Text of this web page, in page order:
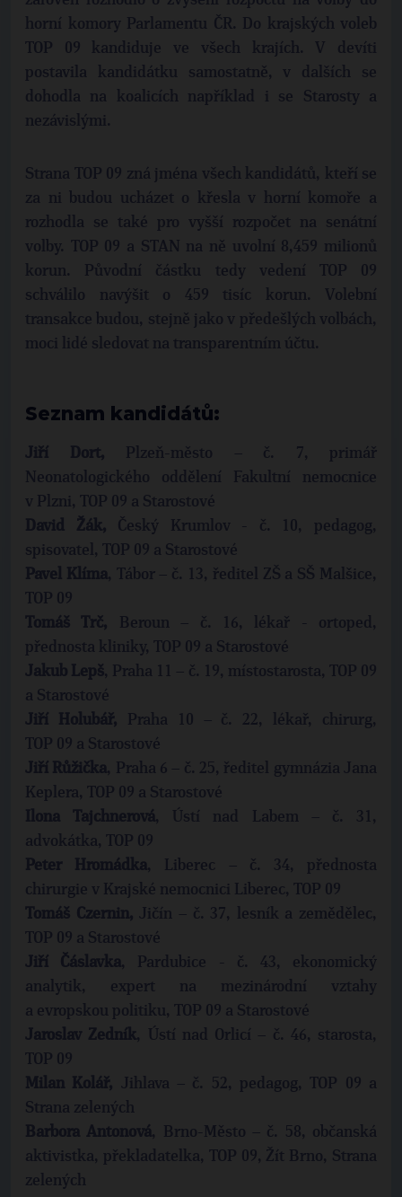
horní komory Parlamentu ČR. Do krajských voleb
TOP 09 kandiduje ve všech krajích. V devíti
postavila kandidátku samostatně, v dalších se
dohodla na koalicích například i se Starosty a
nezávislými.
Strana TOP 09 zná jména všech kandidátů, kteří se
za ni budou ucházet o křesla v horní komoře a
rozhodla se také pro vyšší rozpočet na senátní
volby. TOP 09 a STAN na ně uvolní 8,459 milionů
korun. Původní částku tedy vedení TOP 09
schválilo navýšit o 459 tisíc korun. Volební
transakce budou, stejně jako v předešlých volbách,
moci lidé sledovat na transparentním účtu.
Seznam kandidátů:
Jiří Dort, Plzeň-město – č. 7, primář
Neonatologického oddělení Fakultní nemocnice
v Plzni, TOP 09 a Starostové
David Žák, Český Krumlov - č. 10, pedagog,
spisovatel, TOP 09 a Starostové
Pavel Klíma, Tábor – č. 13, ředitel ZŠ a SŠ Malšice,
TOP 09
Tomáš Trč, Beroun – č. 16, lékař - ortoped,
přednosta kliniky, TOP 09 a Starostové
Jakub Lepš, Praha 11 – č. 19, místostarosta, TOP 09
a Starostové
Jiří Holubář, Praha 10 – č. 22, lékař, chirurg,
TOP 09 a Starostové
Jiří Růžička, Praha 6 – č. 25, ředitel gymnázia Jana
Keplera, TOP 09 a Starostové
Ilona Tajchnerová, Ústí nad Labem – č. 31,
advokátka, TOP 09
Peter Hromádka, Liberec – č. 34, přednosta
chirurgie v Krajské nemocnici Liberec, TOP 09
Tomáš Czernin, Jičín – č. 37, lesník a zemědělec,
TOP 09 a Starostové
Jiří Čáslavka, Pardubice - č. 43, ekonomický
analytik, expert na mezinárodní vztahy
a evropskou politiku, TOP 09 a Starostové
Jaroslav Zedník, Ústí nad Orlicí – č. 46, starosta,
TOP 09
Milan Kolář, Jihlava – č. 52, pedagog, TOP 09 a
Strana zelených
Barbora Antonová, Brno-Město – č. 58, občanská
aktivistka, překladatelka, TOP 09, Žít Brno, Strana
zelených